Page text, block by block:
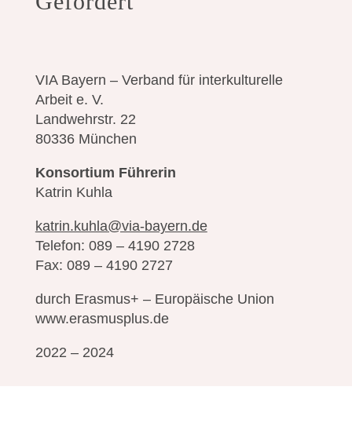
VIA Bayern – Verband für interkulturelle
Arbeit e. V.
Landwehrstr. 22
80336 München
Konsortium Führerin
Katrin Kuhla
katrin.kuhla@via-bayern.de
Telefon: 089 – 4190 2728
Fax: 089 – 4190 2727
durch Erasmus+ – Europäische Union
www.erasmusplus.de
2022 – 2024